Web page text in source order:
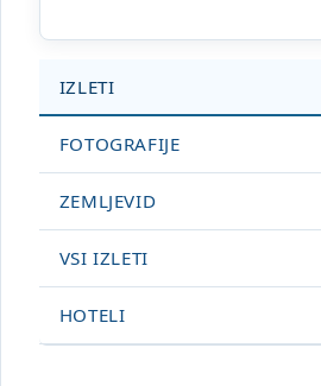
IZLETI
FOTOGRAFIJE
ZEMLJEVID
VSI IZLETI
HOTELI